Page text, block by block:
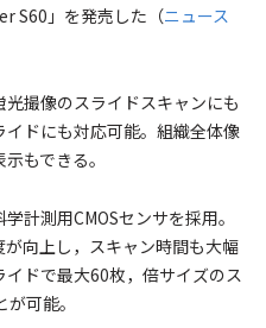
S60」を発売した（ニュース
撮像のスライドスキャンにも
ドにも対応可能。組織全体像
もできる。
計測用CMOSセンサを採用。
向上し，スキャン時間も大幅
ドで最大60枚，倍サイズのス
可能。